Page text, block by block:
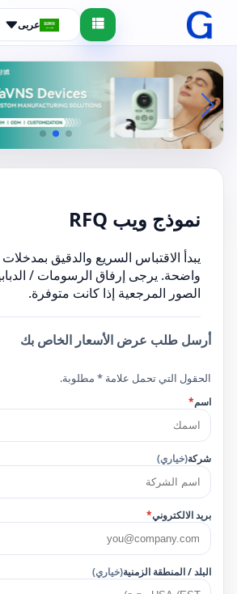
عربى
نموذج ويب RFQ
يبدأ الاقتباس السريع والدقيق بمدخلات
واضحة. يرجى إرفاق الرسومات /
الصور المرجعية إذا كانت متوفرة.
أرسل طلب عرض الأسعار الخاص بك
الحقول التي تحمل علامة * مطلوبة.
اسم*
شركة(خياري)
بريد الالكتروني*
البلد / المنطقة الزمنية(خياري)